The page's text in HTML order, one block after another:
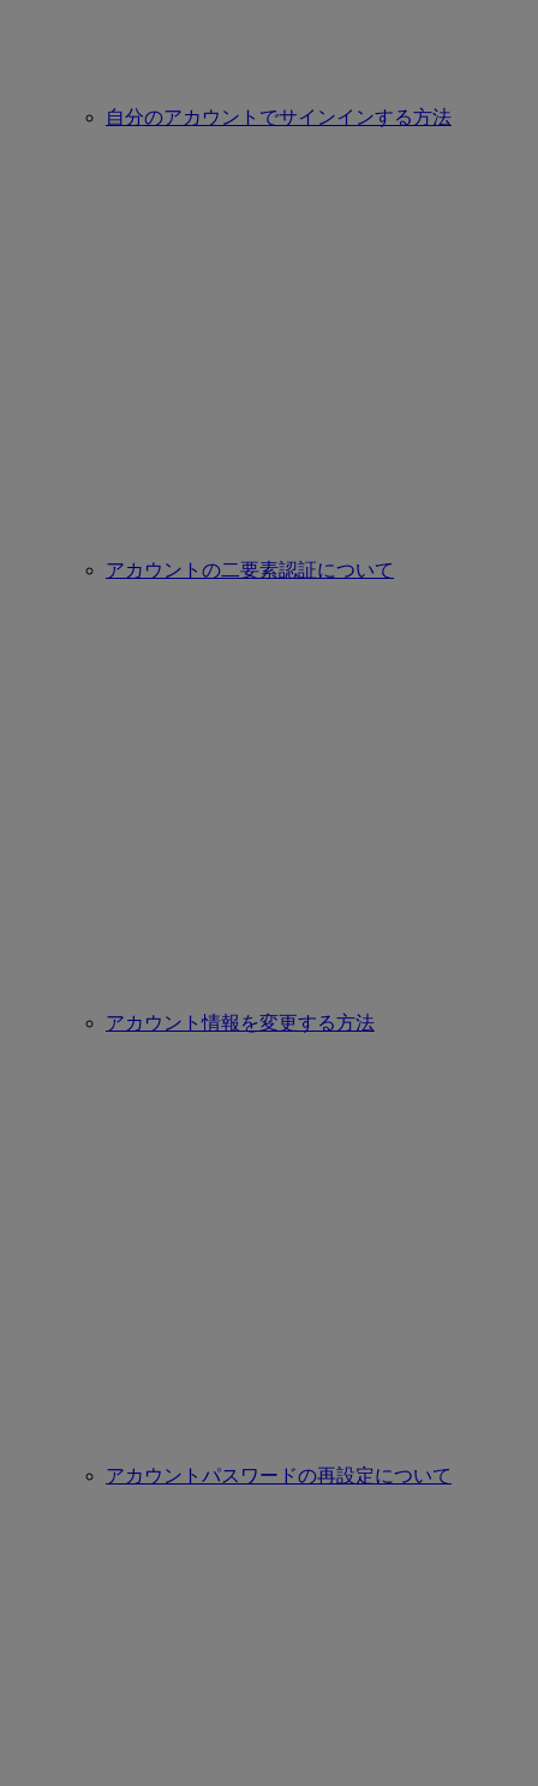
自分のアカウントでサインインする方法
アカウントの二要素認証について
アカウント情報を変更する方法
アカウントパスワードの再設定について